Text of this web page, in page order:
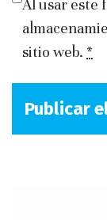
Al usar este
sitio web. *